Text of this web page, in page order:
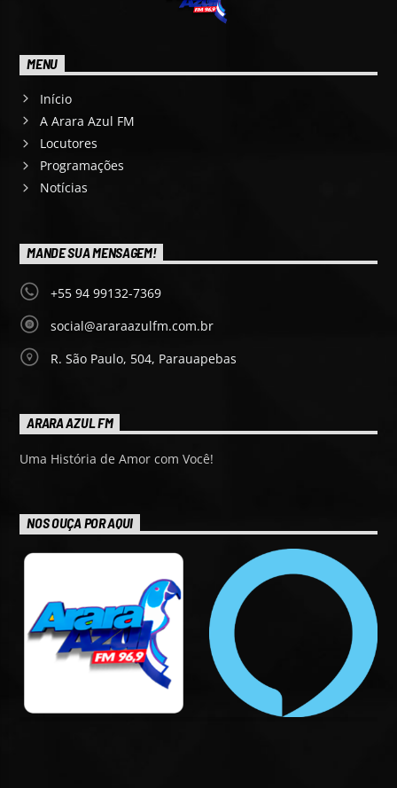
MENU
Início
A Arara Azul FM
Locutores
Programações
Notícias
MANDE SUA MENSAGEM!
+55 94 99132-7369
social@araraazulfm.com.br
R. São Paulo, 504, Parauapebas
ARARA AZUL FM
Uma História de Amor com Você!
NOS OUÇA POR AQUI